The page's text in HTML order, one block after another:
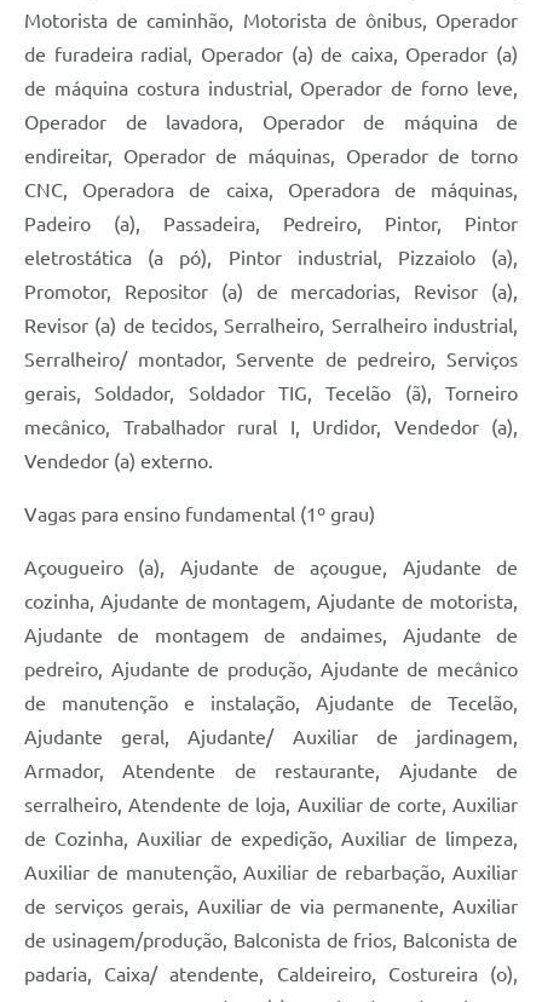
Motorista de caminhão, Motorista de ônibus, Operador
de furadeira radial, Operador (a) de caixa, Operador (a)
de máquina costura industrial, Operador de forno leve,
Operador de lavadora, Operador de máquina de
endireitar, Operador de máquinas, Operador de torno
CNC, Operadora de caixa, Operadora de máquinas,
Padeiro (a), Passadeira, Pedreiro, Pintor, Pintor
eletrostática (a pó), Pintor industrial, Pizzaiolo (a),
Promotor, Repositor (a) de mercadorias, Revisor (a),
Revisor (a) de tecidos, Serralheiro, Serralheiro industrial,
Serralheiro/ montador, Servente de pedreiro, Serviços
gerais, Soldador, Soldador TIG, Tecelão (ã), Torneiro
mecânico, Trabalhador rural I, Urdidor, Vendedor (a),
Vendedor (a) externo.
Vagas para ensino fundamental (1º grau)
Açougueiro (a), Ajudante de açougue, Ajudante de
cozinha, Ajudante de montagem, Ajudante de motorista,
Ajudante de montagem de andaimes, Ajudante de
pedreiro, Ajudante de produção, Ajudante de mecânico
de manutenção e instalação, Ajudante de Tecelão,
Ajudante geral, Ajudante/ Auxiliar de jardinagem,
Armador, Atendente de restaurante, Ajudante de
serralheiro, Atendente de loja, Auxiliar de corte, Auxiliar
de Cozinha, Auxiliar de expedição, Auxiliar de limpeza,
Auxiliar de manutenção, Auxiliar de rebarbação, Auxiliar
de serviços gerais, Auxiliar de via permanente, Auxiliar
de usinagem/produção, Balconista de frios, Balconista de
padaria, Caixa/ atendente, Caldeireiro, Costureira (o),